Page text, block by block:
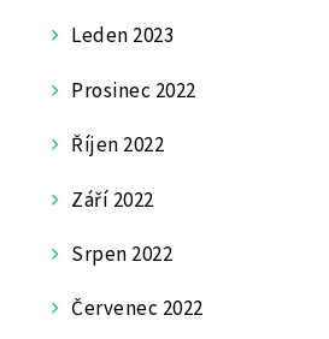
Leden 2023
Prosinec 2022
Říjen 2022
Září 2022
Srpen 2022
Červenec 2022